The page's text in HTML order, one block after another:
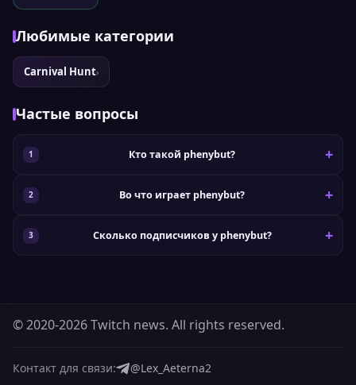
Любимые категории
Carnival Hunt›
Частые вопросы
Кто такой phenybut?
Во что играет phenybut?
Сколько подписчиков у phenybut?
© 2020-2026 Twitch news. All rights reserved.
Контакт для связи: @Lex_Aeterna2